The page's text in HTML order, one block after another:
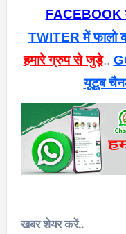
FACEBOOK
TWITER में फालो
हमारे ग्रुप से जुड़े..
यूटूब
खबर शेयर करें..